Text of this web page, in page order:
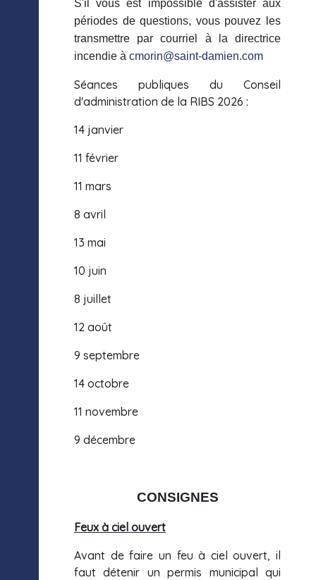
S'il vous est impossible d'assister aux
périodes de questions, vous pouvez les
transmettre par courriel à la directrice
incendie à cmorin@saint-damien.com
Séances publiques du Conseil
d'administration de la RIBS 2026 :
14 janvier
11 février
11 mars
8 avril
13 mai
10 juin
8 juillet
12 août
9 septembre
14 octobre
11 novembre
9 décembre
CONSIGNES
Feux à ciel ouvert
Avant de faire un feu à ciel ouvert, il
faut détenir un permis municipal qui